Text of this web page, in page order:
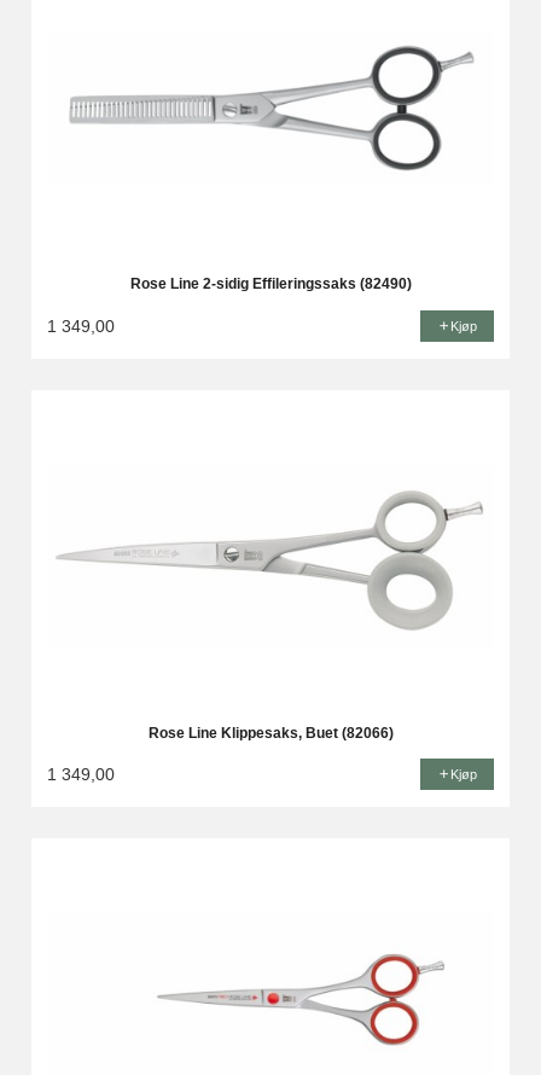
Rose Line 2-sidig Effileringssaks (82490)
1 349,00 Kjøp
Rose Line Klippesaks, Buet (82066)
1 349,00 Kjøp